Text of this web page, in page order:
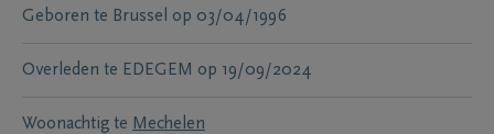
Geboren te Brussel op 03/04/1996
Overleden te EDEGEM op 19/09/2024
Woonachtig te Mechelen